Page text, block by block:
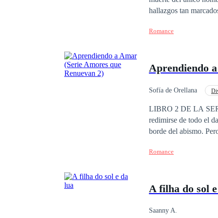
hallazgos tan
sucedido, así inicia
Romance
Aprendiendo
Sofía de Orellana
LIBRO 2 DE LA
redimirse de todo el
borde del abismo.
Romance
A filha do sol
Saanny A.